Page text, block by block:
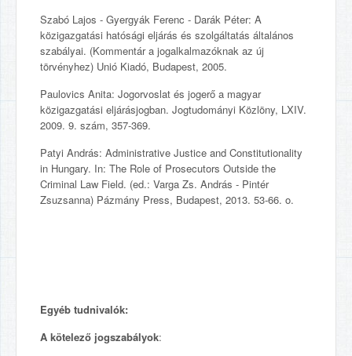
Szabó Lajos - Gyergyák Ferenc - Darák Péter: A
közigazgatási hatósági eljárás és szolgáltatás általános
szabályai. (Kommentár a jogalkalmazóknak az új
törvényhez) Unió Kiadó, Budapest, 2005.
Paulovics Anita: Jogorvoslat és jogerő a magyar
közigazgatási eljárásjogban. Jogtudományi Közlöny, LXIV.
2009. 9. szám, 357-369.
Patyi András: Administrative Justice and Constitutionality
in Hungary. In: The Role of Prosecutors Outside the
Criminal Law Field. (ed.: Varga Zs. András - Pintér
Zsuzsanna) Pázmány Press, Budapest, 2013. 53-66. o.
Egyéb tudnivalók:
A kötelező jogszabályok: